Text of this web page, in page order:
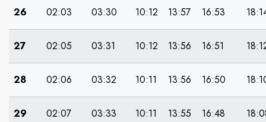
26 02:03 03:30 10:12 13:57 16:53
27 02:05 03:31 10:12 13:56 16:51
28 02:06 03:32 10:11 13:56 16:50
29 02:07 03:33 10:11 13:55 16:48